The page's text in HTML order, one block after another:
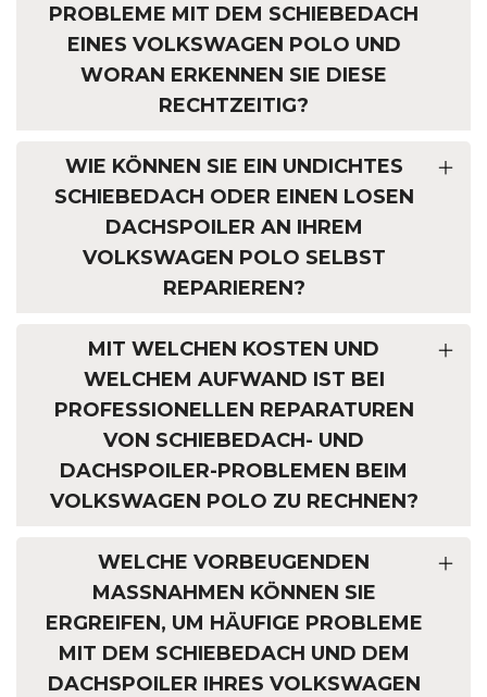
PROBLEME MIT DEM SCHIEBEDACH
EINES VOLKSWAGEN POLO UND
WORAN ERKENNEN SIE DIESE
RECHTZEITIG?
WIE KÖNNEN SIE EIN UNDICHTES
SCHIEBEDACH ODER EINEN LOSEN
DACHSPOILER AN IHREM
VOLKSWAGEN POLO SELBST
REPARIEREN?
MIT WELCHEN KOSTEN UND
WELCHEM AUFWAND IST BEI
PROFESSIONELLEN REPARATUREN
VON SCHIEBEDACH- UND
DACHSPOILER-PROBLEMEN BEIM
VOLKSWAGEN POLO ZU RECHNEN?
WELCHE VORBEUGENDEN
MASSNAHMEN KÖNNEN SIE E
RGREIFEN, UM HÄUFIGE PROBLEME M
IT DEM SCHIEBEDACH UND DEM D
ACHSPOILER IHRES VOLKSWAGEN P